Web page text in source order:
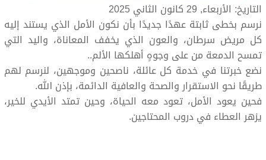
التاريخ: الأربعاء, 29 كانون الثاني 2025
نرسم بخطى ثابتة عهدًا جديدًا بأن نكون الأمل الذي يستند إليه
كل مريض سرطان، والعون الذي يخفف المعاناة، واليد التي
تمسح الدمعة من على وجوهٍ أهلكها الألم..
نضع خبرتنا في خدمة كل عائلة، ناصحين وموجهين، لنرسم لهم
طريقًا نحو الاستقرار والصحة والعافية الدائمة، بإذن الله.
فحين يعود الأمل، تعود معه الحياة، وحين تمتد الأيدي للخير،
يزهر العطاء في دروب المحتاجين.